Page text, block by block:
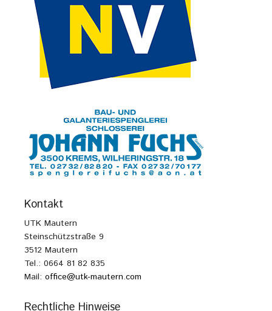
Kontakt
UTK Mautern
Steinschützstraße 9
3512 Mautern
Tel.: 0664 81 82 835
Mail: office@utk-mautern.com
Rechtliche Hinweise